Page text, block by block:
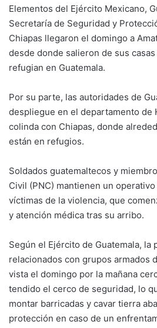
Elementos del Ejército Mexicano,
Secretaría de Seguridad y
Chiapas llegaron el domingo a
desde donde salieron de sus
refugian en Guatemala.
Por su parte, las autoridades de
despliegue en el departamento de
colinda con Chiapas, donde
están en refugios.
Soldados guatemaltecos y
Civil (PNC) mantienen un
víctimas de la violencia, que
y atención médica tras su arribo.
Según el Ejército de Guatemala, la
relacionados con grupos armados
vista el domingo por la mañana
tendido el cerco de seguridad, lo
montar barricadas y cavar tierra
protección en caso de un